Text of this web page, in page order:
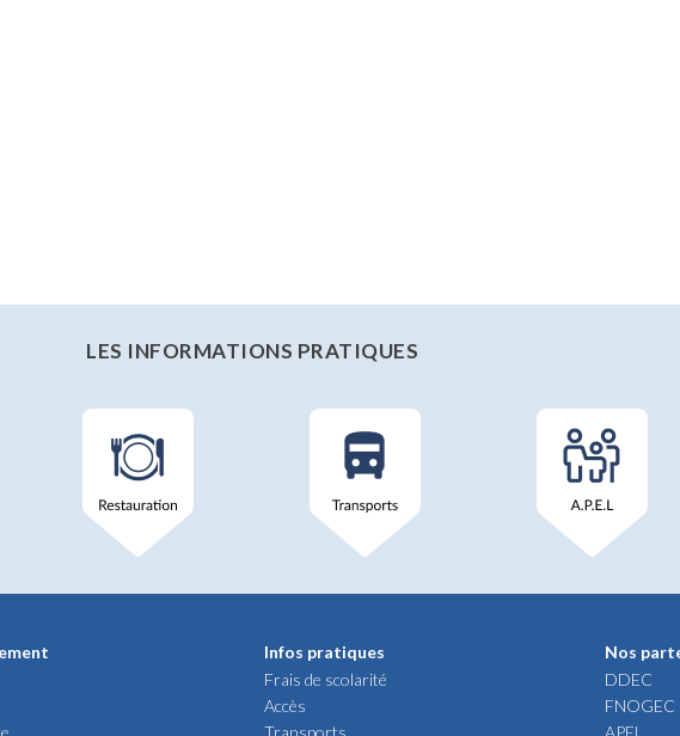
LES INFORMATIONS PRATIQUES
Infos pratiques
Frais de scolarité
Accès
Transports
Nos
DDEC
FNOGEC
APEL